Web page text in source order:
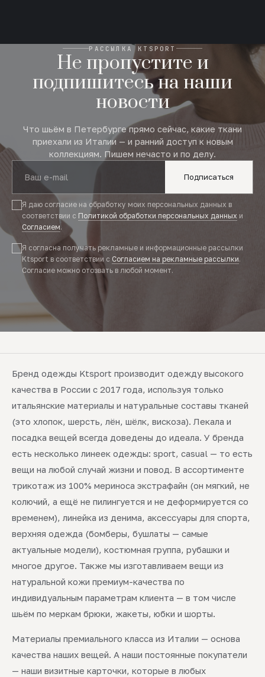
РАССЫЛКА KTSPORT
Не пропустите и
подпишитесь на наши
новости
Что шьём в Петербурге прямо сейчас, какие ткани
приехали из Италии — и ранний доступ к новым
коллекциям. Пишем нечасто и по делу.
Подписаться
Я даю согласие на обработку моих персональных данных в
соответствии с Политикой обработки персональных данных и
Согласием.
Я согласна получать рекламные и информационные рассылки
Ktsport в соответствии с Согласием на рекламные рассылки.
Согласие можно отозвать в любой момент.
Бренд одежды Ktsport производит одежду высокого
качества в России с 2017 года, используя только
итальянские материалы и натуральные составы тканей
(это хлопок, шерсть, лён, шёлк, вискоза). Лекала и
посадка вещей всегда доведены до идеала. У бренда
есть несколько линеек одежды: sport, casual — то есть
вещи на любой случай жизни и повод. В ассортименте
трикотаж из 100% мериноса экстрафайн (он мягкий, не
колючий, а ещё не пилингуется и не деформируется со
временем), линейка из денима, аксессуары для спорта,
верхняя одежда (бомберы, бушлаты — самые
актуальные модели), костюмная группа, рубашки и
многое другое. Также мы изготавливаем вещи из
натуральной кожи премиум-качества по
индивидуальным параметрам клиента — в том числе
шьём по меркам брюки, жакеты, юбки и шорты.
Материалы премиального класса из Италии — основа
качества наших вещей. А наши постоянные покупатели
— наши визитные карточки, которые в любых